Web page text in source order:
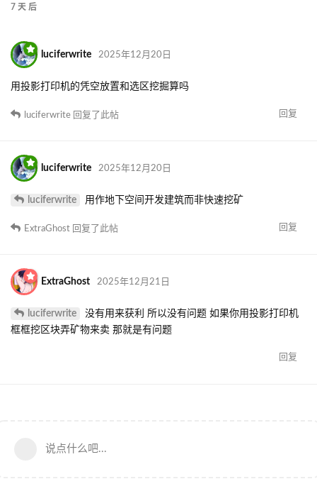
7 天 后
luciferwrite 2025年12月20日
用投影打印机的凭空放置和选区挖掘算吗
回复
luciferwrite 回复了此帖
luciferwrite 2025年12月20日
luciferwrite 用作地下空间开发建筑而非快速挖矿
回复
ExtraGhost 回复了此帖
ExtraGhost 2025年12月21日
luciferwrite
没有用来获利 所以没有问题 如果你用投影打印机
框框挖区块弄矿物来卖 那就是有问题
回复
说点什么吧...